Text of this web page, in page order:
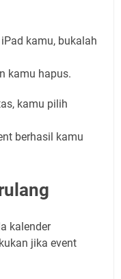
kamu, bukalah
kamu hapus.
kamu pilih
berhasil kamu
kalender
jika event